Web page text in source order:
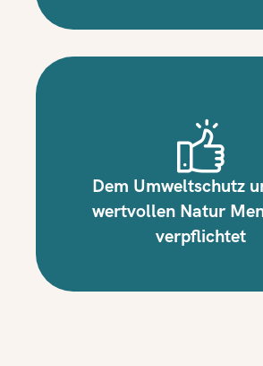
Dem Umweltschutz
wertvollen Natur
verpflichtet